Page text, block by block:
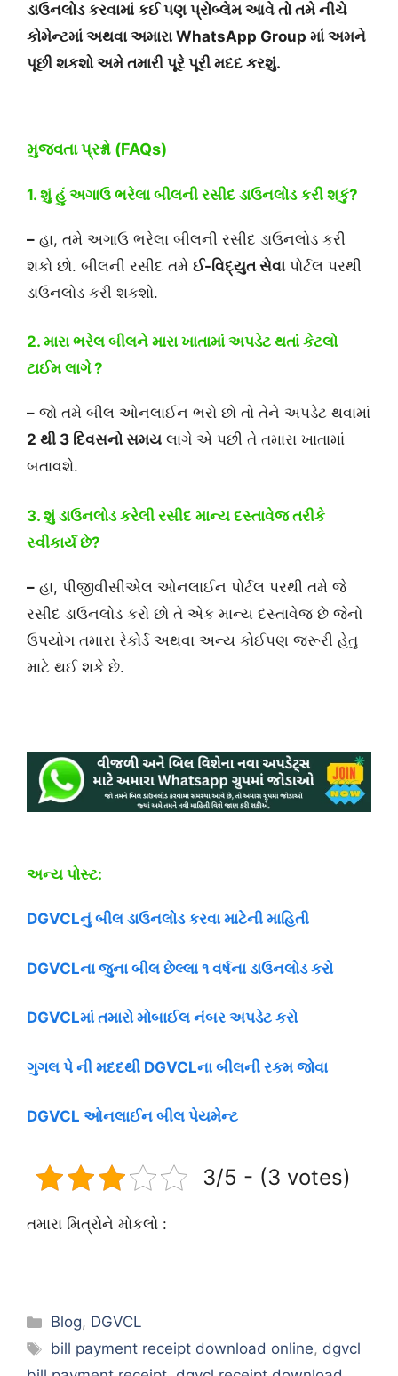
ડાઉનલોડ કરવામાં કઈ પણ પ્રોબ્લેમ આવે તો તમે નીચે
કોમેન્ટમાં અથવા અમારા WhatsApp Group માં અમને
પૂછી શકશો અમે તમારી પૂરે પૂરી મદદ કરશું.
મુજવતા પ્રશ્નો (FAQs)
1. શું હું અગાઉ ભરેલા બીલની રસીદ ડાઉનલોડ કરી શકું?
– હા, તમે અગાઉ ભરેલા બીલની રસીદ ડાઉનલોડ કરી
શકો છો. બીલની રસીદ તમે ઈ-વિદ્યુત સેવાપોર્ટલ પરથી
ડાઉનલોડ કરી શકશો.
2. મારા ભરેલ બીલને મારા ખાતામાં અપડેટ થતાં કેટલો
ટાઈમ લાગે ?
– જો તમે બીલ ઓનલાઈન ભરો છો તો તેને અપડેટ થવામાં
2 થી 3 દિવસનો સમય લાગે એ પછી તે તમારા ખાતામાં
બતાવશે.
3. શું ડાઉનલોડ કરેલી રસીદ માન્ય દસ્તાવેજ તરીકે
સ્વીકાર્ય છે?
– હા, પીજીવીસીએલ ઓનલાઈન પોર્ટલ પરથી તમે જે
રસીદ ડાઉનલોડ કરો છો તે એક માન્ય દસ્તાવેજ છે જેનો
ઉપયોગ તમારા રેકોર્ડ અથવા અન્ય કોઈપણ જરૂરી હેતુ
માટે થઈ શકે છે.
અન્ય પોસ્ટ:
DGVCLનું બીલ ડાઉનલોડ કરવા માટેની માહિતી
DGVCLના જુના બીલ છેલ્લા ૧ વર્ષના ડાઉનલોડ કરો
DGVCLમાં તમારો મોબાઈલ નંબર અપડેટ કરો
ગુગલ પે ની મદદથી DGVCLના બીલની રકમ જોવા
DGVCL ઓનલાઈન બીલ પેયમેન્ટ
3/5 - (3 votes)
તમારા મિત્રોને મોકલો :
Categories
Blog, DGVCL
Tags
bill payment receipt download online, dgvcl